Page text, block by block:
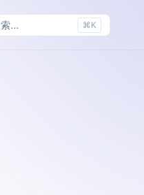
... ⌘K